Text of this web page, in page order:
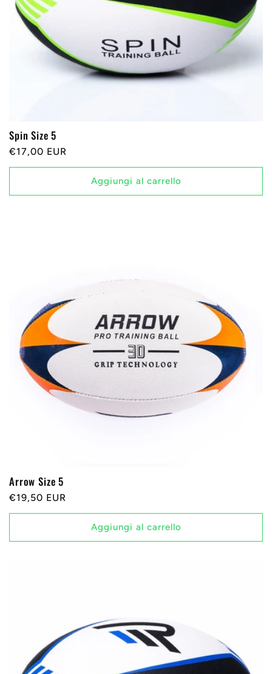
Spin Size 5
Prezzo
di
€17,00 EUR
Aggiungi al carrello
Arrow Size 5
Prezzo
di
€19,50 EUR
Aggiungi al carrello